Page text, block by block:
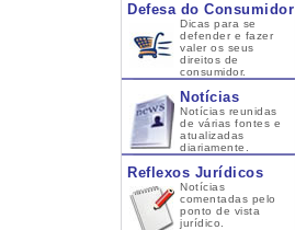
Defesa do Consumidor
Dicas para se
defender e fazer
valer os seus
direitos de
consumidor.
Notícias
Notícias reunidas
de várias fontes e
atualizadas
diariamente.
Reflexos Jurídicos
Notícias
comentadas pelo
ponto de vista
jurídico.